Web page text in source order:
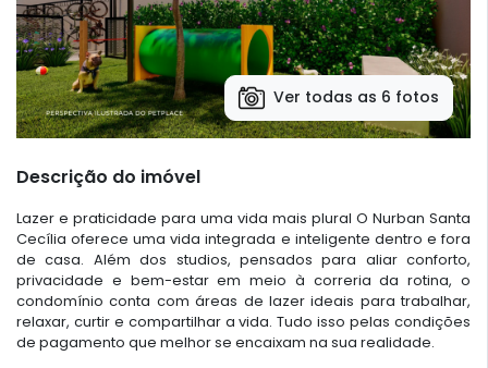
Ver todas as 6 fotos
Descrição do imóvel
Lazer e praticidade para uma vida mais plural O Nurban Santa
Cecília oferece uma vida integrada e inteligente dentro e fora
de casa. Além dos studios, pensados para aliar conforto,
privacidade e bem-estar em meio à correria da rotina, o
condomínio conta com áreas de lazer ideais para trabalhar,
relaxar, curtir e compartilhar a vida. Tudo isso pelas condições
de pagamento que melhor se encaixam na sua realidade.